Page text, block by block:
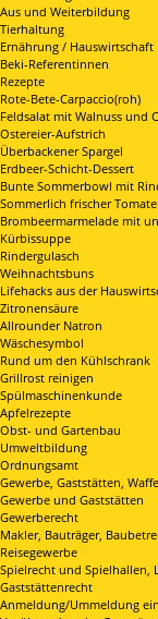
Aus und Weiterbildung
Tierhaltung
Ernährung / Hauswirtschaft
Beki-Referentinnen
Rezepte
Rote-Bete-Carpaccio(roh)
Feldsalat mit Walnuss und
Ostereier-Aufstrich
Überbackener Spargel
Erdbeer-Schicht-Dessert
Bunte Sommerbowl mit
Sommerlich frischer
Brombeermarmelade mit
Kürbissuppe
Rindergulasch
Weihnachtsbuns
Lifehacks aus der
Zitronensäure
Allrounder Natron
Wäschesymbol
Rund um den Kühlschrank
Grillrost reinigen
Spülmaschinenkunde
Apfelrezepte
Obst- und Gartenbau
Umweltbildung
Ordnungsamt
Gewerbe, Gaststätten,
Gewerbe und Gaststätten
Gewerberecht
Makler, Bauträger,
Reisegewerbe
Spielrecht und Spielhallen,
Gaststättenrecht
Anmeldung/Ummeldung